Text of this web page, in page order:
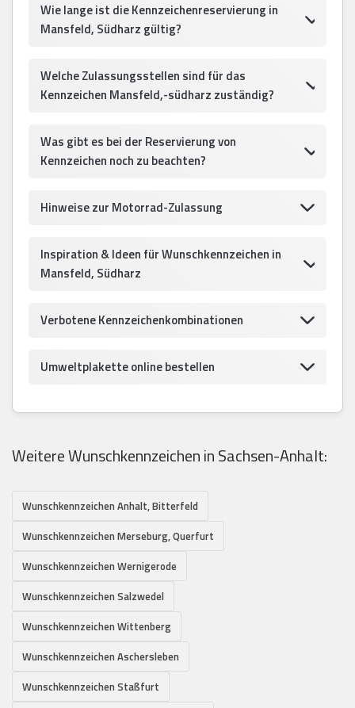
Wie lange ist die Kennzeichenreservierung in
Mansfeld, Südharz gültig?
Welche Zulassungsstellen sind für das
Kennzeichen Mansfeld,-südharz zuständig?
Was gibt es bei der Reservierung von
Kennzeichen noch zu beachten?
Hinweise zur Motorrad-Zulassung
Inspiration & Ideen für Wunschkennzeichen in
Mansfeld, Südharz
Verbotene Kennzeichenkombinationen
Umweltplakette online bestellen
Weitere Wunschkennzeichen in Sachsen-Anhalt:
Wunschkennzeichen Anhalt, Bitterfeld
Wunschkennzeichen Merseburg, Querfurt
Wunschkennzeichen Wernigerode
Wunschkennzeichen Salzwedel
Wunschkennzeichen Wittenberg
Wunschkennzeichen Aschersleben
Wunschkennzeichen Staßfurt